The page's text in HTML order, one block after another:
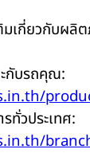
มเกี่ยวกับผลิ
กับรถคุณ:
ทั่วประเทศ: